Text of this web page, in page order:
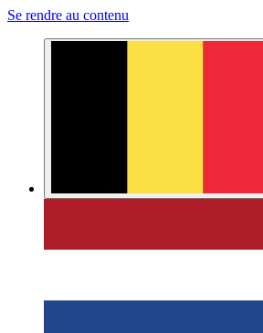
Se rendre au contenu